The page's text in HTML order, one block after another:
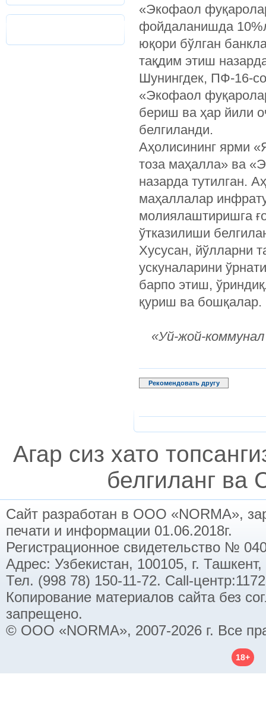
«Экофаол
фойдаланишда
юқори бўлган
тақдим этиш
Шунингдек, ПФ-16-
«Экофаол
бериш ва ҳар йили
белгиланди.
Аҳолисининг ярми
тоза маҳалла» ва
назарда тутилган.
маҳаллалар
молиялаштиришга
ўтказилиши
Хусусан, йўлларни
ускуналарини
барпо этиш,
қуриш ва бошқалар.
«Уй-жой-
Рекомендовать другу
Агар сиз хато
белгиланг ва
Сайт разработан в ООО «NORMA»,
печати и информации 01.06.2018г.
Регистрационное свидетельство №
Адрес: Узбекистан, 100105, г.
Тел. (998 78) 150-11-72. Call-
Копирование материалов сайта без
запрещено.
© ООО «NORMA», 2007-2026 г. Все
18+